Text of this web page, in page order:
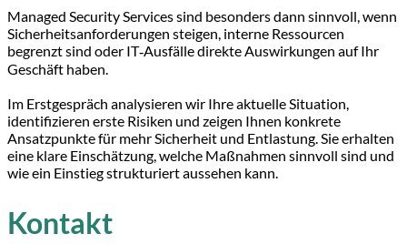
Managed Security Services sind besonders dann sinnvoll, wenn
Sicherheitsanforderungen steigen, interne Ressourcen
begrenzt sind oder IT‑Ausfälle direkte Auswirkungen auf Ihr
Geschäft haben.
Im Erstgespräch analysieren wir Ihre aktuelle Situation,
identifizieren erste Risiken und zeigen Ihnen konkrete
Ansatzpunkte für mehr Sicherheit und Entlastung. Sie erhalten
eine klare Einschätzung, welche Maßnahmen sinnvoll sind und
wie ein Einstieg strukturiert aussehen kann.
Kontakt